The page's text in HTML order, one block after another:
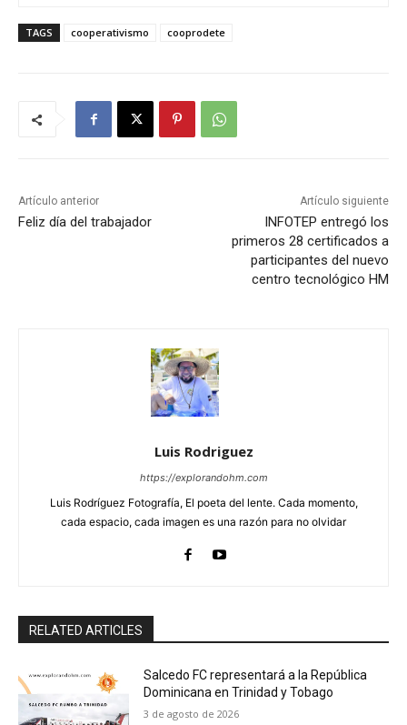
TAGS cooperativismo cooprodete
Artículo anterior
Feliz día del trabajador
Artículo siguiente
INFOTEP entregó los
primeros 28 certificados a
participantes del nuevo
centro tecnológico HM
Luis Rodriguez
https://explorandohm.com
Luis Rodríguez Fotografía, El poeta del lente. Cada momento,
cada espacio, cada imagen es una razón para no olvidar
RELATED ARTICLES
Salcedo FC representará a la República
Dominicana en Trinidad y Tobago
3 de agosto de 2026